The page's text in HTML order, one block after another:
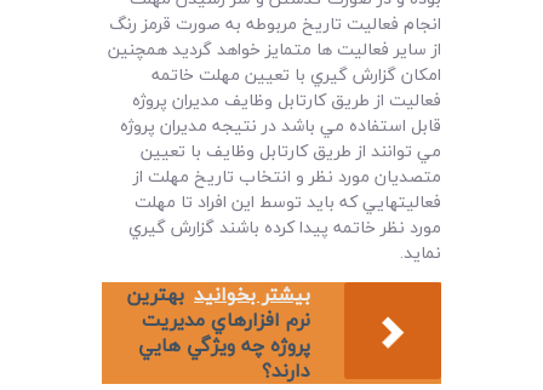
انجام فعاليت تاريخ مربوطه به صورت قرمز رنگ
از ساير فعاليت ها متمايز خواهد گرديد همچنين
امکان گزارش گيري با تعيين مهلت خاتمه
فعاليت از طريق کارتابل وظايف مديران پروژه
قابل استفاده مي باشد در نتيجه مديران پروژه
مي توانند از طريق کارتابل وظايف با تعيين
متصديان مورد نظر و انتخاب تاريخ مهلت از
فعاليتهايي که بايد توسط اين افراد تا مهلت
مورد نظر خاتمه پيدا کرده باشند گزارش گيري
نمايد.
بیشتر بخوانید بهترين
نرم افزارهاي مديريت
پروژه چه ويژگي هايي
دارند؟